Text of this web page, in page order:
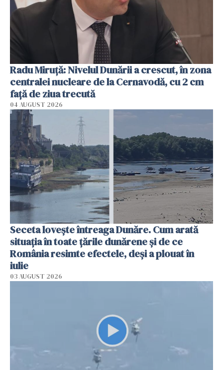
Radu Miruţă: Nivelul Dunării a crescut, în zona
centralei nucleare de la Cernavodă, cu 2 cm
faţă de ziua trecută
04 AUGUST 2026
Seceta lovește întreaga Dunăre. Cum arată
situația în toate țările dunărene și de ce
România resimte efectele, deși a plouat în
iulie
03 AUGUST 2026